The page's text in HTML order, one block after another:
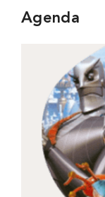
Agenda